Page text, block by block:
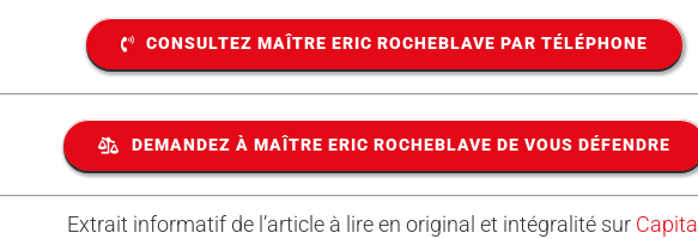
CONSULTEZ MAÎTRE ERIC ROCHEBLAVE PAR TÉLÉPHONE
DEMANDEZ À MAÎTRE ERIC ROCHEBLAVE DE VOUS DÉFENDRE
Extrait informatif de l’article à lire en original et intégralité sur Capital